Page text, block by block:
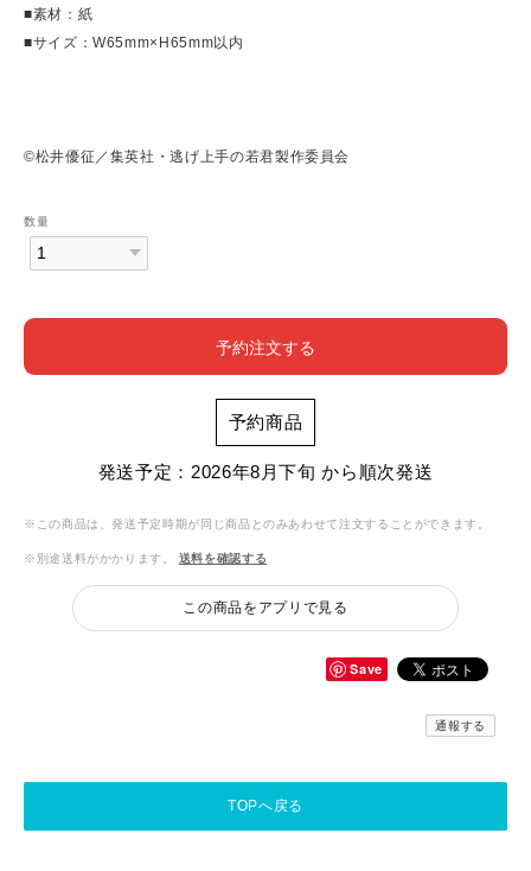
■素材：紙
■サイズ：W65mm×H65mm以内
©松井優征／集英社・逃げ上手の若君製作委員会
数量
予約注文する
予約商品
発送予定：2026年8月下旬 から順次発送
※この商品は、発送予定時期が同じ商品とのみあわせて注文することができます。
※別途送料がかかります。 送料を確認する
この商品をアプリで見る
Save
通報する
TOPへ戻る